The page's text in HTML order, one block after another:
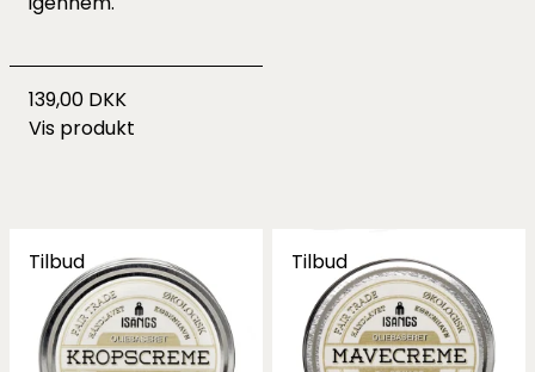
139,00 DKK
Vis produkt
Tilbud Tilbud